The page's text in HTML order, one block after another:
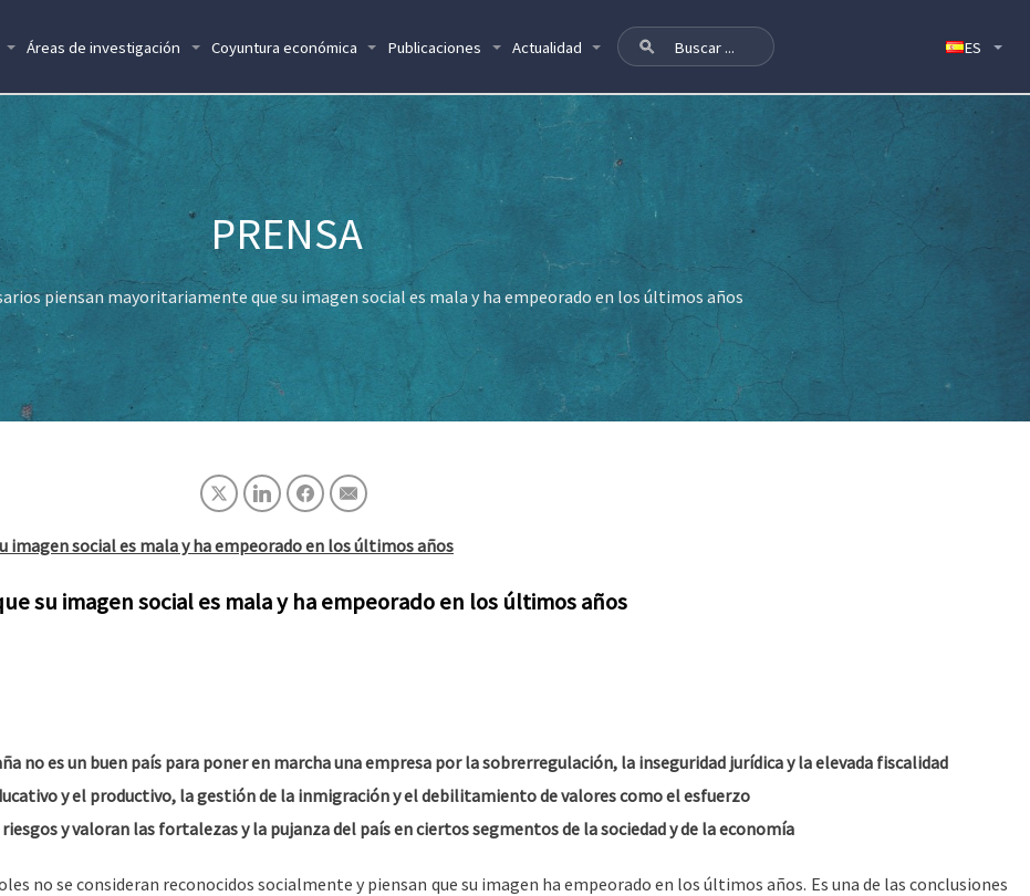
Áreas de investigación Coyuntura económica Publicaciones Actualidad
piensan mayoritariamente que su imagen social es mala y ha empeorado en los últimos años
social es mala y ha empeorado en los últimos años
su imagen social es mala y ha empeorado en los últimos años
no es un buen país para poner en marcha una empresa por la sobrerregulación, la inseguridad jurídica y la elevada fiscalidad
y el productivo, la gestión de la inmigración y el debilitamiento de valores como el esfuerzo
y valoran las fortalezas y la pujanza del país en ciertos segmentos de la sociedad y de la economía
no se consideran reconocidos socialmente y piensan que su imagen ha empeorado en los últimos años. Es una de las conclusiones